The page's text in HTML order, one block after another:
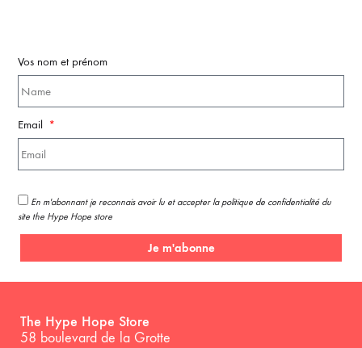
Vos nom et prénom
Email
En m'abonnant je reconnais avoir lu et accepter la politique de confidentialité du
site the Hype Hope store
Je m'abonne
The Hype Hope Store
58 boulevard de la Grotte